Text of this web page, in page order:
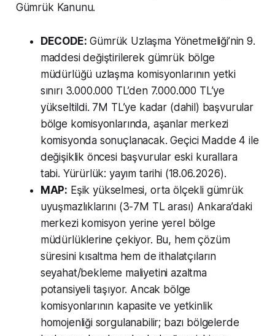
Gümrük Kanunu.
DECODE: Gümrük Uzlaşma Yönetmeliği’nin 9.
maddesi değiştirilerek gümrük bölge
müdürlüğü uzlaşma komisyonlarının yetki
sınırı 3.000.000 TL’den 7.000.000 TL’ye
yükseltildi. 7M TL’ye kadar (dahil) başvurular
bölge komisyonlarında, aşanlar merkezi
komisyonda sonuçlanacak. Geçici Madde 4 ile
değişiklik öncesi başvurular eski kurallara
tabi. Yürürlük: yayım tarihi (18.06.2026).
MAP: Eşik yükselmesi, orta ölçekli gümrük
uyuşmazlıklarını (3-7M TL arası) Ankara’daki
merkezi komisyon yerine yerel bölge
müdürlüklerine çekiyor. Bu, hem çözüm
süresini kısaltma hem de ithalatçıların
seyahat/bekleme maliyetini azaltma
potansiyeli taşıyor. Ancak bölge
komisyonlarının kapasite ve yetkinlik
homojenliği sorgulanabilir; bazı bölgelerde